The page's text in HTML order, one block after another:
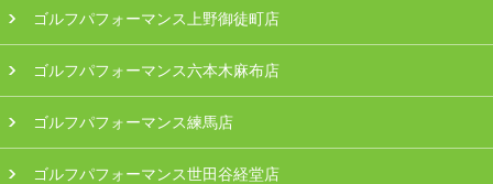
ゴルフパフォーマンス上野御徒町店
ゴルフパフォーマンス六本木麻布店
ゴルフパフォーマンス練馬店
ゴルフパフォーマンス世田谷経堂店